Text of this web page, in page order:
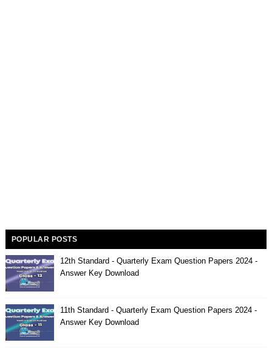
POPULAR POSTS
12th Standard - Quarterly Exam Question Papers 2024 -
Answer Key Download
11th Standard - Quarterly Exam Question Papers 2024 -
Answer Key Download